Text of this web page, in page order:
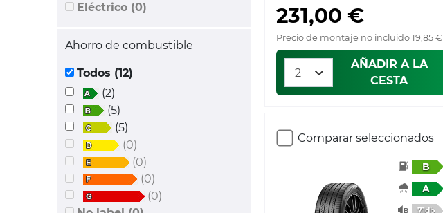
Eléctrico (0)
Ahorro de combustible
Todos (12)
(2)
(5)
(5)
(0)
(0)
(0)
(0)
231,00 €
Precio de montaje no incluido 19,85 €
AÑADIR A LA
CESTA
Comparar seleccionados
B
A
71db